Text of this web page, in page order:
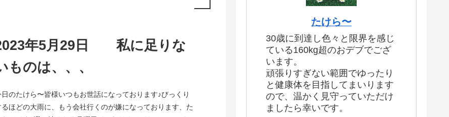
年5月29日 私に足りな
ものは、、、
日のたけら〜皆様いつもお世話になっております♪びっくり
るほどの大雨に、もう会社行くのが嫌になっております、た
たけら〜
30歳に到達し色々と限界を感じ
ている160kg超のおデブでござ
います。
頑張りすぎない範囲でゆったり
と健康体を目指してまいります
ので、温かく見守っていただけ
ましたら幸いです。